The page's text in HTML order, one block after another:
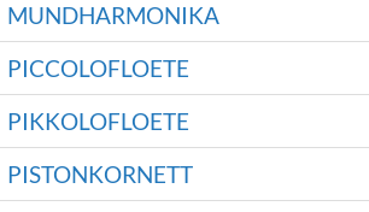
MUNDHARMONIKA
PICCOLOFLOETE
PIKKOLOFLOETE
PISTONKORNETT